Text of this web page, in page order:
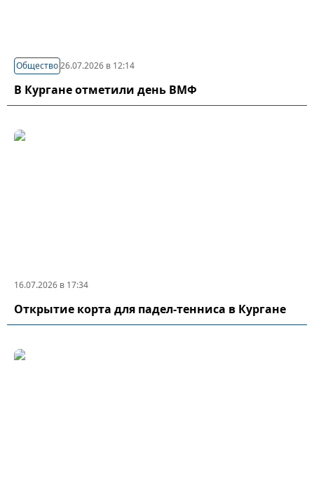
Общество26.07.2026 в 12:14
В Кургане отметили день ВМФ
16.07.2026 в 17:34
Открытие корта для падел-тенниса в Кургане